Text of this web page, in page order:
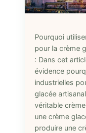
Pourquoi
pour la crème
: Dans cet
évidence
industrielles
glacée
véritable
une crème
produire une